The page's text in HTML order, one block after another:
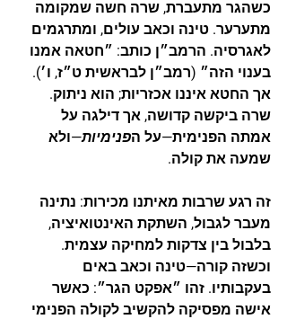
כשהגר מתעברת, שרה חשה שמקומה
מתערער. טינה וכאב עולים, ומתרגמים
לאגרסיה. הרמב״ן כותב: ״חטאה אמנו
בענוי הזה״ (רמב״ן לבראשית ט״ז, ו׳).
אך החטא איננו אכזריות; הוא ניתוק.
שרה ביקשה קדושה, אך דילגה על
אמתה הפנימית—על הפנימיות—ולא
שמעה את קולה.
זה רגע שרבות מאיתנו מכירות: נתינה
מעבר לגבול, השתקת האינטואיציה,
בלבול בין צדקות למחיקה עצמית.
וכשזה קורה—טינה וכאב באים
בעקבותיו. זהו ״אפקט הגר״: כאשר
אישה מפסיקה להקשיב לקולה הפנימי